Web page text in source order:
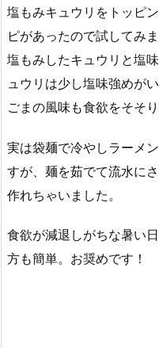
塩もみキュウリをトッピ
ピがあったので試してみま
塩もみしたキュウリと塩
ュウリは少し塩味強めが
ごまの風味も食欲をそそり
実は袋麺で冷やしラーメ
すが、麺を茹でて流水に
作れちゃいました。
食欲が減退しがちな暑い
方も簡単。お奨めです！